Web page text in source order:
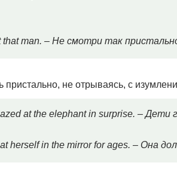
that man. – Не смотри так
пристально, не отрываясь, с
at the elephant in surprise. – Дети
herself in the mirror for ages. – Она